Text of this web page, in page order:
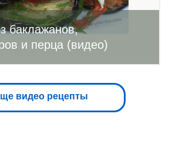
баклажанов,
и перца (видео)
видео рецепты